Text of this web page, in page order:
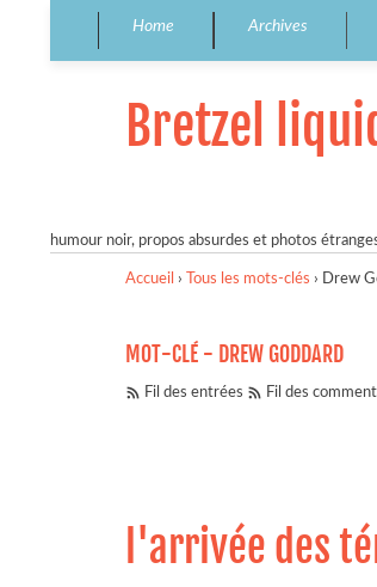
Home Archives
Bretzel
humour noir, propos absurdes et photos
Accueil › Tous les mots-clés › Drew
MOT-CLÉ - DREW GODDARD
Fil des entrées Fil des
l'arrivée des